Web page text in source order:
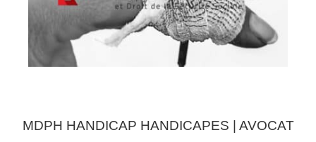
MDPH HANDICAP HANDICAPES | AVOCAT